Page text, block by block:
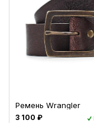
Ремень Wrangler
3 100 ₽